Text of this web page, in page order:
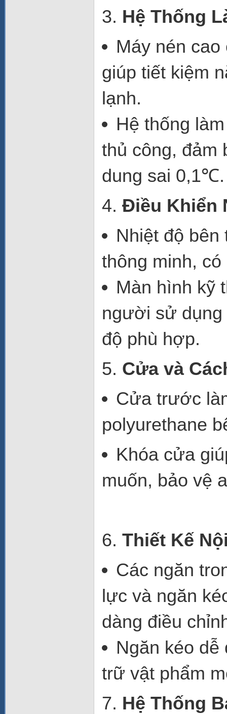
3. Hệ Thống
Máy nén cao
giúp tiết kiệm
lạnh.
Hệ thống
thủ công, đảm
dung sai 0,1℃.
4. Điều Khiển
Nhiệt độ
thông minh, có
Màn hình kỹ
người sử dụng
độ phù hợp.
5. Cửa và
Cửa trước
polyurethane
Khóa cửa
muốn, bảo vệ
6. Thiết Kế
Các ngăn
lực và ngăn
dàng điều
Ngăn kéo dễ
trữ vật phẩm
7. Hệ Thống